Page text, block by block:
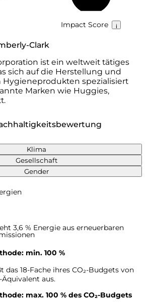
Impact Score
Clark
ist ein weltweit tätiges
sich auf die Herstellung und
spezialisiert
Marken wie Huggies,
Klima
Gesellschaft
Gender
3,6 % Energie aus erneuerbaren
min. 100 %
das 18-Fache ihres CO₂-Budgets von
Äquivalent aus.
max. 100 % des CO₂-Budgets